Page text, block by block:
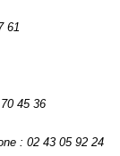
61
45 36
: 02 43 05 92 24